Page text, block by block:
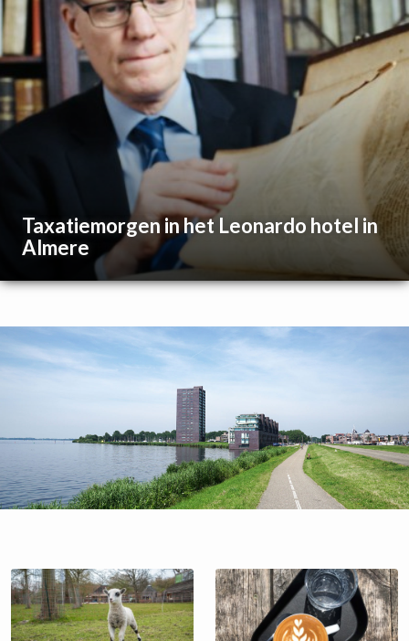
Taxatiemorgen in het Leonardo hotel in
Almere